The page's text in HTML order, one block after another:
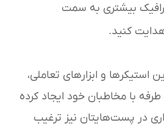
بیشتری به سمت
کنید.
استیکرها و ابزارهای تعاملی،
با مخاطبان خود ایجاد کرده
در پست‌هایتان نیز ترغیب